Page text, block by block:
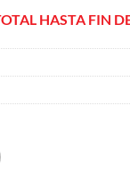
HASTA FIN